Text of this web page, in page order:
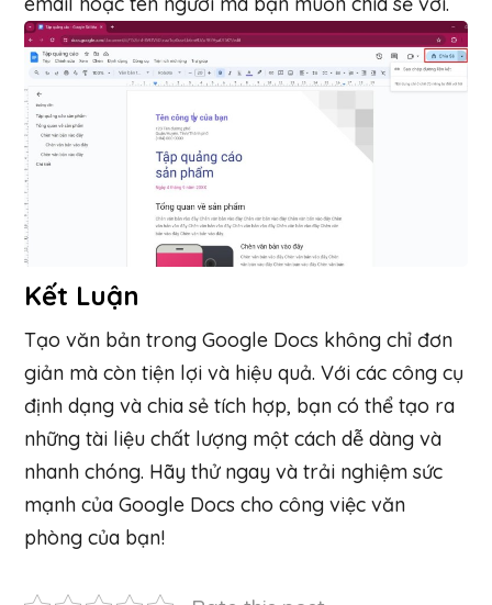
Kết Luận
Tạo văn bản trong Google Docs không chỉ đơn
giản mà còn tiện lợi và hiệu quả. Với các công cụ
định dạng và chia sẻ tích hợp, bạn có thể tạo ra
những tài liệu chất lượng một cách dễ dàng và
nhanh chóng. Hãy thử ngay và trải nghiệm sức
mạnh của Google Docs cho công việc văn
phòng của bạn!